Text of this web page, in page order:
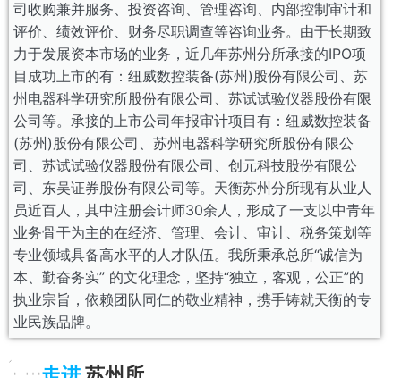
司收购兼并服务、投资咨询、管理咨询、内部控制审计和
评价、绩效评价、财务尽职调查等咨询业务。由于长期致
力于发展资本市场的业务，近几年苏州分所承接的IPO项
目成功上市的有：纽威数控装备(苏州)股份有限公司、苏
州电器科学研究所股份有限公司、苏试试验仪器股份有限
公司等。承接的上市公司年报审计项目有：纽威数控装备
(苏州)股份有限公司、苏州电器科学研究所股份有限公
司、苏试试验仪器股份有限公司、创元科技股份有限公
司、东吴证券股份有限公司等。天衡苏州分所现有从业人
员近百人，其中注册会计师30余人，形成了一支以中青年
业务骨干为主的在经济、管理、会计、审计、税务策划等
专业领域具备高水平的人才队伍。我所秉承总所“诚信为
本、勤奋务实” 的文化理念，坚持“独立，客观，公正”的
执业宗旨，依赖团队同仁的敬业精神，携手铸就天衡的专
业民族品牌。